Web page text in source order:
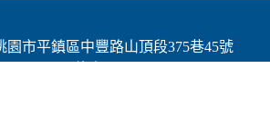
園市平鎮區中豐路山頂段375巷45號